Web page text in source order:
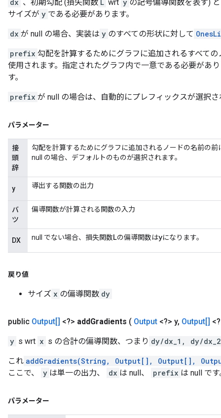
dx 、初期勾配 (損失関数 L wrt y の記号偏導関数を表す)
サイズが y である必要があります。
dx が null の場合、実装は y のすべての形状に対して
prefix 勾配を計算するためにグラフに追加されるすべて
使用されます。指定されたグラフ内で一意である必要があ
す。
prefix が null の場合は、自動的にプレフィックスが選択さ
パラメーター
接
頭
辞
勾配を計算するためにグラフに追加されるノードの名前の
null の場合、デフォルトのものが選択されます。
y 導出する関数の出力
バ
ツ
偏導関数が計算される関数の入力
DX null でない場合、損失関数Lの偏導関数はyになります。
戻り値
サイズ x の偏導関数 dy
public Output[] <?> addGradients ( Output <?> y, Output[]
y s wrt x s の合計の偏導関数、つまり dy/dx_1, dy/
これ addGradients(String, Output[], Output[],
ここで、
y は単一の出力、 dx は null、 prefix は null です
パラメーター